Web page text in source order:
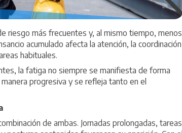
riesgo más frecuentes y, al mismo tiempo, menos
acumulado afecta la atención, la coordinación
habituales.
la fatiga no siempre se manifiesta de forma
progresiva y se refleja tanto en el
de ambas. Jornadas prolongadas, tareas